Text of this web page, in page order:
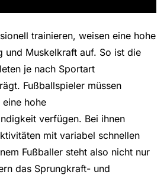
trainieren, weisen eine hohe
und Muskelkraft auf. So ist die
je nach Sportart
Fußballspieler müssen
hohe
verfügen. Bei ihnen
mit variabel schnellen
Fußballer steht also nicht nur
das Sprungkraft- und